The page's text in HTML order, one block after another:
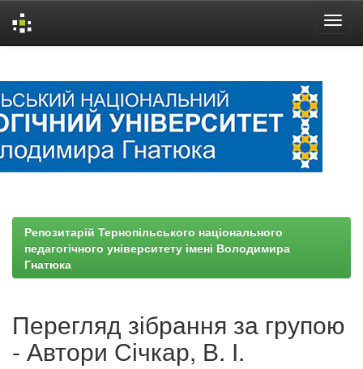
Репозитарій Тернопільського національного
педагогічного університету імені Володимира
Гнатюка
Перегляд зібрання за групою
- Автори Січкар, В. І.